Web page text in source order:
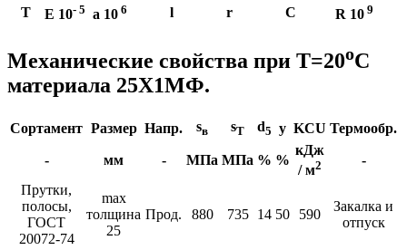
T
E 10- 5 a 10 6 l r C R 10 9
Механические свойства при Т=20oС
материала 25Х1МФ.
Сортамент Размер Напр. sв sT d5 y KCU Термообр.
- мм - МПа МПа % %
кДж
/ м2
-
Прутки,
полосы,
ГОСТ
20072-74
max
толщина
25
Прод. 880 735 14 50 590
Закалка и
отпуск